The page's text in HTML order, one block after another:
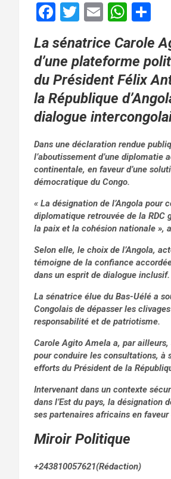
F
a
ce
b
o
o
k
T
wi
tt
er
E
ail
W
at
s
A
p
p
ta
g
er
La sénatrice Carole
d’une plateforme
du Président Félix
la République
dialogue
Dans une déclaration rendue
l’aboutissement d’une diplomatie
continentale, en faveur d’une
démocratique du Congo.
« La désignation de l’Angola pour
diplomatique retrouvée de la RDC
la paix et la cohésion nationale »,
Selon elle, le choix de l’Angola,
témoigne de la confiance
dans un esprit de dialogue inclusif.
La sénatrice élue du Bas-Uélé a
Congolais de dépasser les
responsabilité et de patriotisme.
Carole Agito Amela a, par ailleurs,
pour conduire les consultations, à
efforts du Président de la
Intervenant dans un contexte
dans l’Est du pays, la désignation
ses partenaires africains en
Miroir Politique
+243810057621(Rédaction)